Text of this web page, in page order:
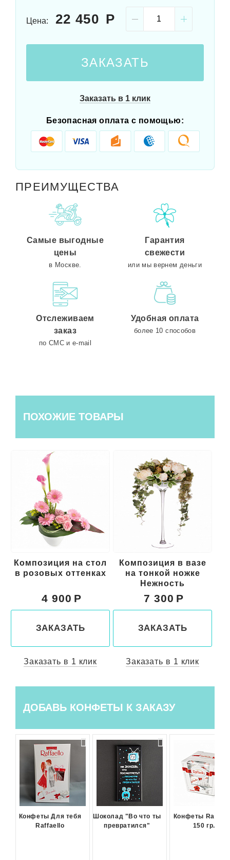
Цена: 22 450
ЗАКАЗАТЬ
Заказать в 1 клик
Безопасная оплата с помощью:
ПРЕИМУЩЕСТВА
Самые выгодные
цены
в Москве.
Гарантия
свежести
или мы вернем деньги
Отслеживаем
заказ
по СМС и e-mail
Удобная оплата
более 10 способов
ПОХОЖИЕ ТОВАРЫ
Композиция на стол
в розовых оттенках
4 900
ЗАКАЗАТЬ
Заказать в 1 клик
Композиция в вазе
на тонкой ножке
Нежность
7 300
ЗАКАЗАТЬ
Заказать в 1 клик
ДОБАВЬ КОНФЕТЫ К ЗАКАЗУ
Конфеты Для тебя
Raffaello
Шоколад "Во что ты
превратился"
Конфеты
150 гр.